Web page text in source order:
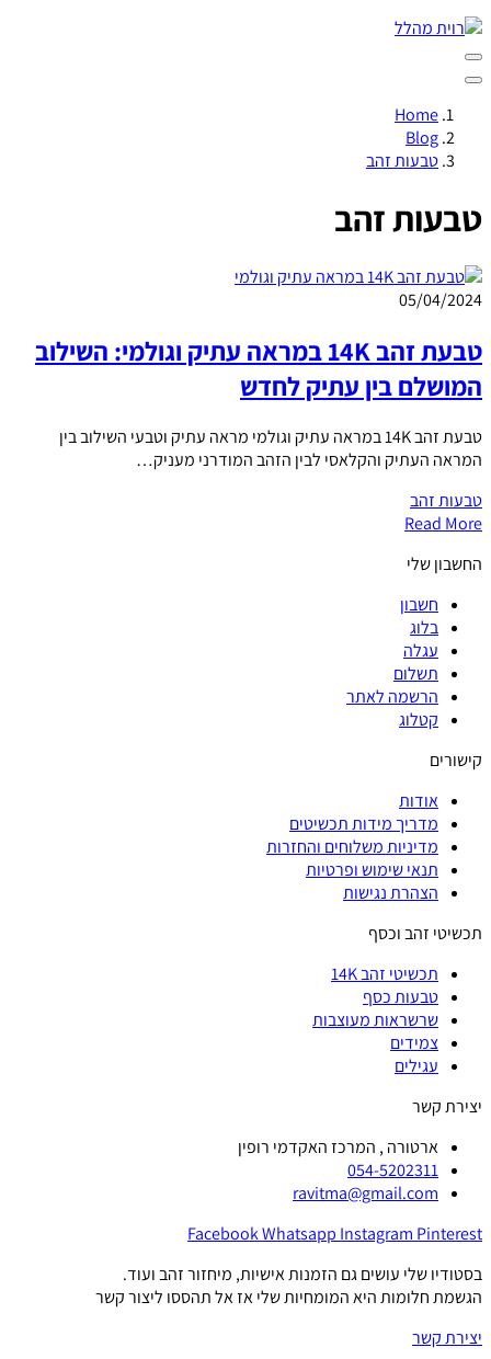
Home
Blog
טבעות זהב
טבעות זהב
05/04/2024
טבעת זהב 14K במראה עתיק וגולמי: השילוב
המושלם בין עתיק לחדש
טבעת זהב 14K במראה עתיק וגולמי מראה עתיק וטבעי השילוב בין
המראה העתיק והקלאסי לבין הזהב המודרני מעניק…
טבעות זהב
Read More
החשבון שלי
חשבון
בלוג
עגלה
תשלום
הרשמה לאתר
קטלוג
קישורים
אודות
מדריך מידות תכשיטים
מדיניות משלוחים והחזרות
תנאי שימוש ופרטיות
הצהרת נגישות
תכשיטי זהב וכסף
תכשיטי זהב 14K
טבעות כסף
שרשראות מעוצבות
צמידים
עגילים
יצירת קשר
ארטורה , המרכז האקדמי רופין
054-5202311
ravitma@gmail.com
FacebookWhatsapp Instagram Pinterest
בסטודיו שלי עושים גם הזמנות אישיות, מיחזור זהב ועוד.
הגשמת חלומות היא המומחיות שלי אז אל תהססו ליצור קשר
יצירת קשר